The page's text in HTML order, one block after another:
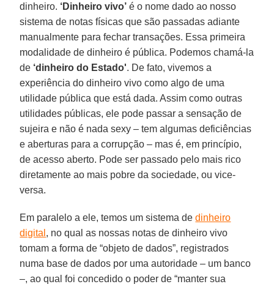
dinheiro. ‘Dinheiro vivo’ é o nome dado ao nosso
sistema de notas físicas que são passadas adiante
manualmente para fechar transações. Essa primeira
modalidade de dinheiro é pública. Podemos chamá-la
de ‘dinheiro do Estado'. De fato, vivemos a
experiência do dinheiro vivo como algo de uma
utilidade pública que está dada. Assim como outras
utilidades públicas, ele pode passar a sensação de
sujeira e não é nada sexy – tem algumas deficiências
e aberturas para a corrupção – mas é, em princípio,
de acesso aberto. Pode ser passado pelo mais rico
diretamente ao mais pobre da sociedade, ou vice-
versa.
Em paralelo a ele, temos um sistema dedinheiro
digital , no qual as nossas notas de dinheiro vivo
tomam a forma de “objeto de dados”, registrados
numa base de dados por uma autoridade – um banco
–, ao qual foi concedido o poder de “manter sua